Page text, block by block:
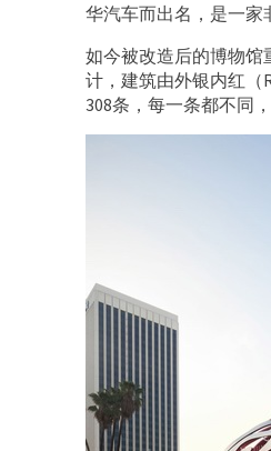
华汽车而出名，是一家
如今被改造后的博物馆
计，建筑由外银内红（
308条，每一条都不同